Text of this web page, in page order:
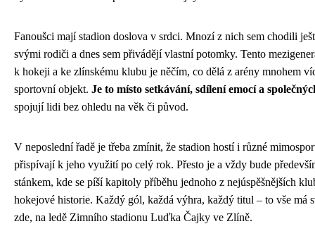
Fanoušci mají stadion doslova v srdci. Mnozí z nich sem chodili
svými rodiči a dnes sem přivádějí vlastní potomky. Tento
k hokeji a ke zlínskému klubu je něčím, co dělá z arény mnohem
sportovní objekt. Je to místo setkávání, sdílení emocí a
spojují lidi bez ohledu na věk či původ.
V neposlední řadě je třeba zmínit, že stadion hostí i různé
přispívají k jeho využití po celý rok. Přesto je a vždy bude
stánkem, kde se píší kapitoly příběhu jednoho z nejúspěšnějších
hokejové historie. Každý gól, každá výhra, každý titul – to vše má
zde, na ledě Zimního stadionu Luďka Čajky ve Zlíně.